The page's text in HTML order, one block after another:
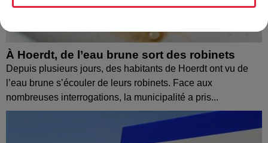
À Hoerdt, de l’eau brune sort des robinets
Depuis plusieurs jours, des habitants de Hoerdt ont vu de
l’eau brune s’écouler de leurs robinets. Face aux
nombreuses interrogations, la municipalité a pris...